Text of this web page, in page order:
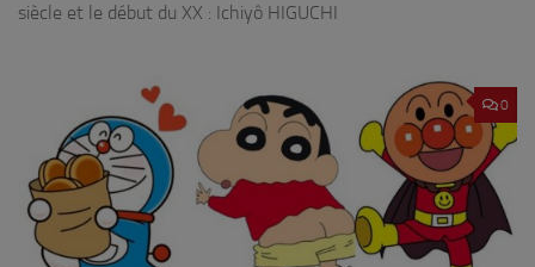
siècle et le début du XX : Ichiyô HIGUCHI
0